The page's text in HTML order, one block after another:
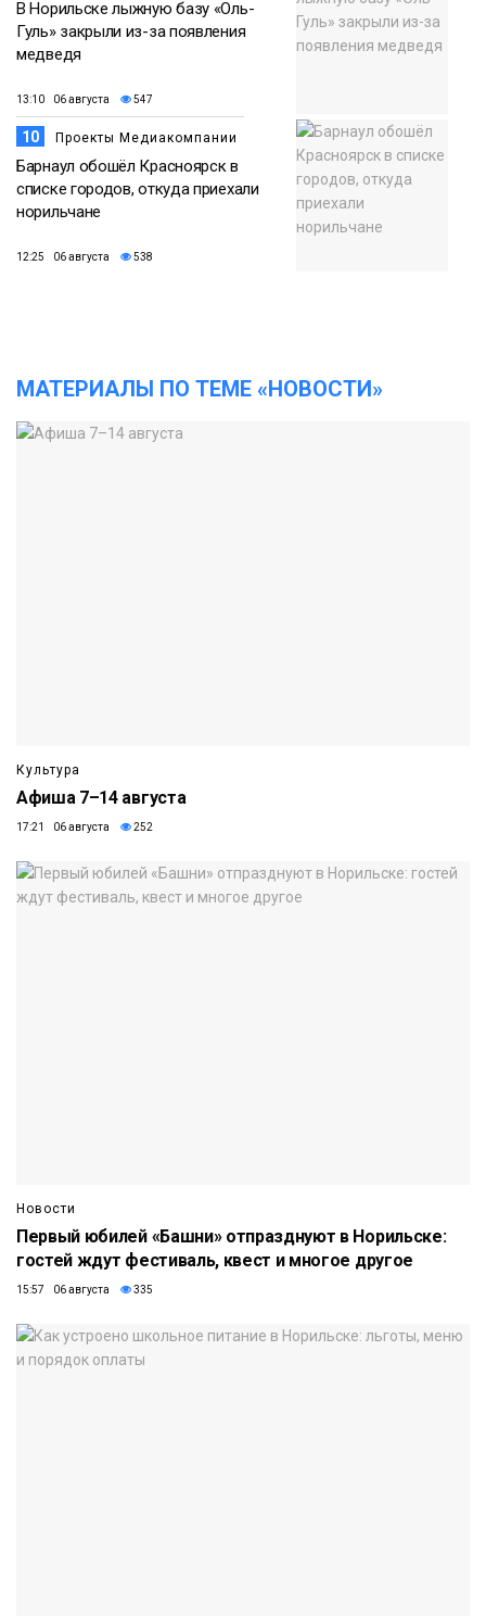
В Норильске лыжную базу «Оль-
Гуль» закрыли из-за появления
медведя
13:10 06 августа 547
10 Проекты Медиакомпании
Барнаул обошёл Красноярск в
списке городов, откуда приехали
норильчане
12:25 06 августа 538
МАТЕРИАЛЫ ПО ТЕМЕ «НОВОСТИ»
Культура
Афиша 7–14 августа
17:21 06 августа 252
Новости
Первый юбилей «Башни» отпразднуют в Норильске:
гостей ждут фестиваль, квест и многое другое
15:57 06 августа 335